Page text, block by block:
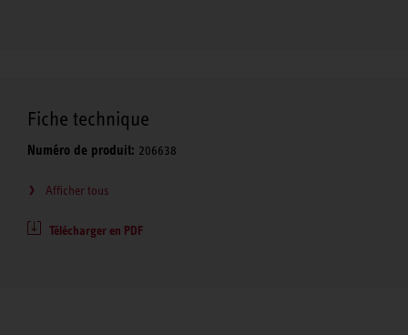
Fiche technique
Numéro de produit: 206638
Afficher tous
Télécharger en PDF